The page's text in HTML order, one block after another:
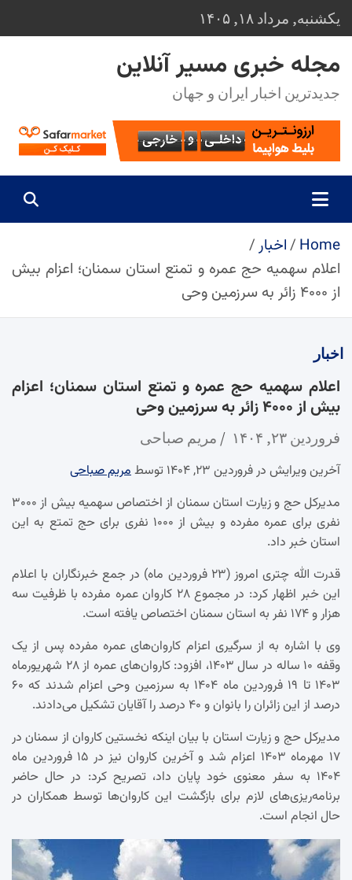
Skip
to
content
یکشنبه, مرداد ۱۸, ۱۴۰۵
مجله خبری مسیر آنلاین
جدیدترین اخبار ایران و جهان
Home
اخبار
اعلام سهمیه حج عمره و تمتع استان سمنان؛ اعزام بیش
از ۴۰۰۰ زائر به سرزمین وحی
اخبار
اعلام سهمیه حج عمره و تمتع استان سمنان؛ اعزام
بیش از ۴۰۰۰ زائر به سرزمین وحی
فروردین ۲۳, ۱۴۰۴ مریم صباحی
آخرین ویرایش در فروردین ۲۳, ۱۴۰۴ توسط
مریم صباحی
مدیرکل حج و زیارت استان سمنان از اختصاص سهمیه بیش از ۳۰۰۰
نفری برای عمره مفرده و بیش از ۱۰۰۰ نفری برای حج تمتع به این
استان خبر داد.
قدرت الله چتری امروز (۲۳ فروردین ماه) در جمع خبرنگاران با اعلام
این خبر اظهار کرد: در مجموع ۲۸ کاروان عمره مفرده با ظرفیت سه
هزار و ۱۷۴ نفر به استان سمنان اختصاص یافته است.
وی با اشاره به از سرگیری اعزام کاروان‌های عمره مفرده پس از یک
وقفه ۱۰ ساله در سال ۱۴۰۳، افزود: کاروان‌های عمره از ۲۸ شهریورماه
۱۴۰۳ تا ۱۹ فروردین ماه ۱۴۰۴ به سرزمین وحی اعزام شدند که ۶۰
درصد از این زائران را بانوان و ۴۰ درصد را آقایان تشکیل می‌دادند.
مدیرکل حج و زیارت استان با بیان اینکه نخستین کاروان از سمنان در
۱۷ مهرماه ۱۴۰۳ اعزام شد و آخرین کاروان نیز در ۱۵ فروردین ماه
۱۴۰۴ به سفر معنوی خود پایان داد، تصریح کرد: در حال حاضر
برنامه‌ریزی‌های لازم برای بازگشت این کاروان‌ها توسط همکاران در
حال انجام است.